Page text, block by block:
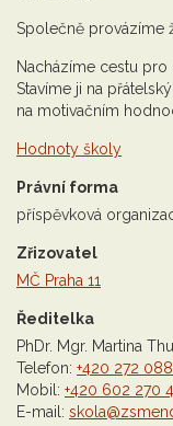
Společně provázíme
Nacházíme cestu pro
Stavíme ji na
na motivačním
Hodnoty školy
Právní forma
příspěvková
Zřizovatel
MČ Praha 11
Ředitelka
PhDr. Mgr. Martina
Telefon: +420 272 088
Mobil: +420 602 270
E-mail: